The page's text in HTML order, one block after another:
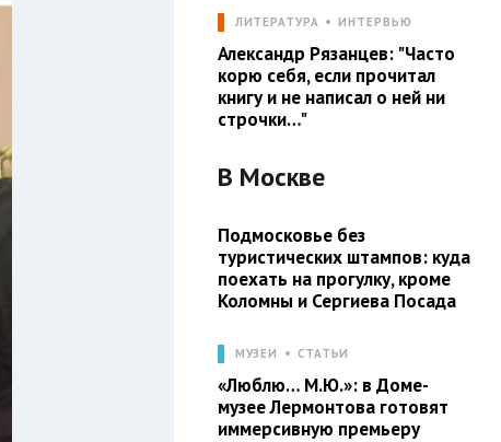
ЛИТЕРАТУРА ИНТЕРВЬЮ
Александр Рязанцев: "Часто
корю себя, если прочитал
книгу и не написал о ней ни
строчки…"
В Москве
Подмосковье без
туристических штампов: куда
поехать на прогулку, кроме
Коломны и Сергиева Посада
МУЗЕИ СТАТЬИ
«Люблю… М.Ю.»: в Доме-
музее Лермонтова готовят
иммерсивную премьеру